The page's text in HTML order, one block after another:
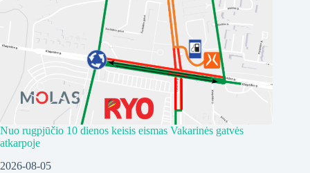
Nuo rugpjūčio 10 dienos keisis eismas Vakarinės gatvės
atkarpoje
2026-08-05